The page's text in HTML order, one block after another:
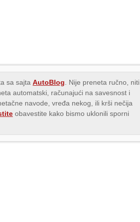
sa sajta AutoBlog . Nije preneta ručno, niti
automatski, računajući na savesnost i
navode, vređa nekog, ili krši nečija
obavestite kako bismo uklonili sporni